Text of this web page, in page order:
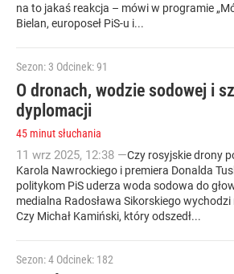
na to jakaś reakcja – mówi w programie
Bielan, europoseł PiS-u i...
Sezon: 3 Odcinek: 91
O dronach, wodzie sodowej i
dyplomacji
45 minut słuchania
11 wrz 2025, 12:38 —Czy rosyjskie drony
Karola Nawrockiego i premiera Donalda
politykom PiS uderza woda sodowa do
medialna Radosława Sikorskiego
Czy Michał Kamiński, który odszedł...
Sezon: 4 Odcinek: 182